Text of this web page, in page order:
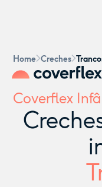
Home Creches
Coverflex